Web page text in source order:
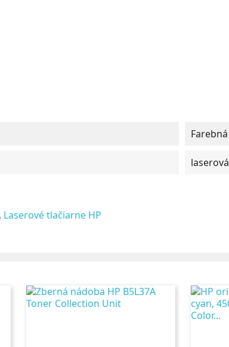
Farebná
laserová
, Laserové tlačiarne HP